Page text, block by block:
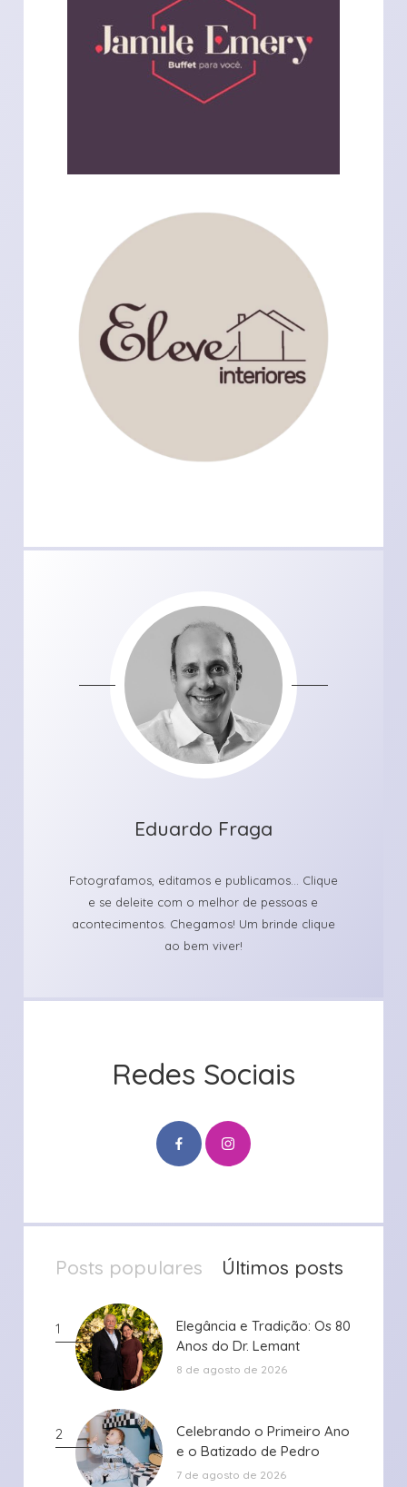
Eduardo Fraga
Fotografamos, editamos e publicamos... Clique
e se deleite com o melhor de pessoas e
acontecimentos. Chegamos! Um brinde clique
ao bem viver!
Redes Sociais
Posts populares Últimos posts
1
Elegância e Tradição: Os 80
Anos do Dr. Lemant
Elegância e Tradição: Os 80
Anos do Dr. Lemant
8 de agosto de 2026
2
Celebrando o Primeiro Ano
e o Batizado de Pedro
Celebrando o Primeiro Ano
e o Batizado de Pedro
7 de agosto de 2026